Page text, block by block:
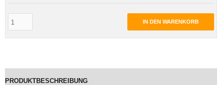
IN DEN WARENKORB
PRODUKTBESCHREIBUNG